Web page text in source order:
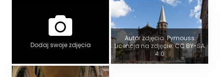
Dodaj swoje zdjęcia
Autor zdjęcia: Pymouss
Licencja na zdjęcie: CC BY-SA
4.0